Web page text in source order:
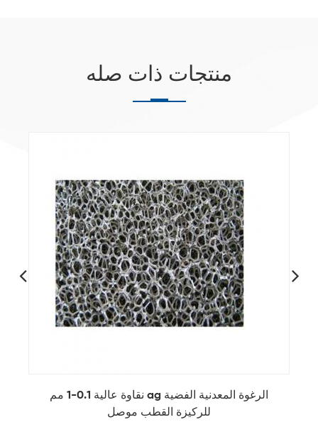
منتجات ذات صله
نقاوة عالية 0.1-1 مم ag الرغوة المعدنية الفضية
للركيزة القطب موصل